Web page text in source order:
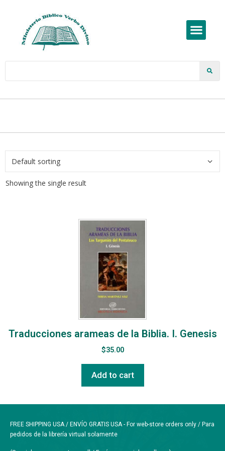
Showing the single result
Traducciones arameas de la Biblia. I. Genesis
$35.00
Add to cart
FREE SHIPPING USA / ENVÍO GRATIS USA - For web-store orders only / Para
pedidos de la librería virtual solamente